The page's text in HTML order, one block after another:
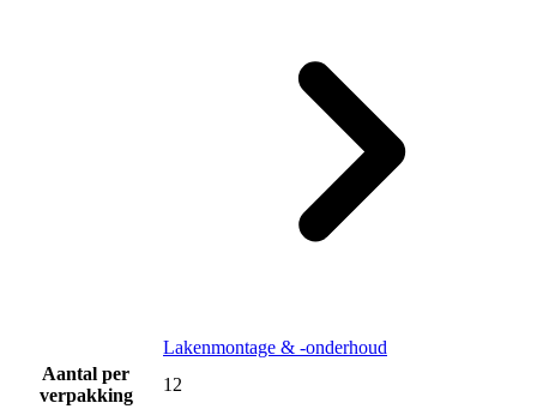
Lakenmontage & -onderhoud
Aantal per
verpakking
12